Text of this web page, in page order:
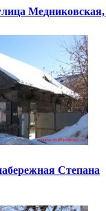
Медниковская,
Степана